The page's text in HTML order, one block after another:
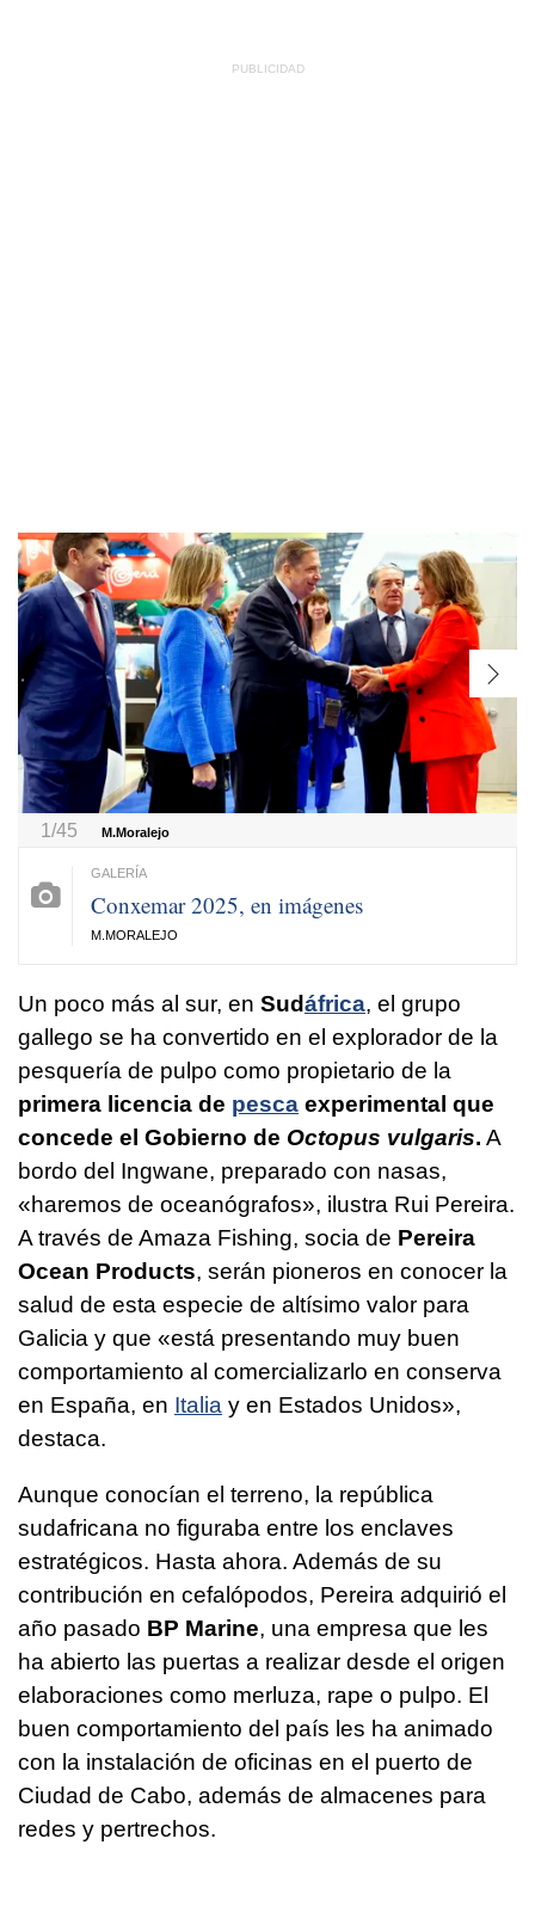
1/45 M.Moralejo
Conxemar 2025, en imágenes
M.MORALEJO
Un poco más al sur, en Sudáfrica, el grupo
gallego se ha convertido en el explorador de la
pesquería de pulpo como propietario de la
primera licencia de pesca experimental que
concede el Gobierno de Octopus vulgaris. A
bordo del Ingwane, preparado con nasas,
«haremos de oceanógrafos», ilustra Rui Pereira.
A través de Amaza Fishing, socia de Pereira
Ocean Products, serán pioneros en conocer la
salud de esta especie de altísimo valor para
Galicia y que «está presentando muy buen
comportamiento al comercializarlo en conserva
en España, en Italia y en Estados Unidos»,
destaca.
Aunque conocían el terreno, la república
sudafricana no figuraba entre los enclaves
estratégicos. Hasta ahora. Además de su
contribución en cefalópodos, Pereira adquirió el
año pasado BP Marine, una empresa que les
ha abierto las puertas a realizar desde el origen
elaboraciones como merluza, rape o pulpo. El
buen comportamiento del país les ha animado
con la instalación de oficinas en el puerto de
Ciudad de Cabo, además de almacenes para
redes y pertrechos.